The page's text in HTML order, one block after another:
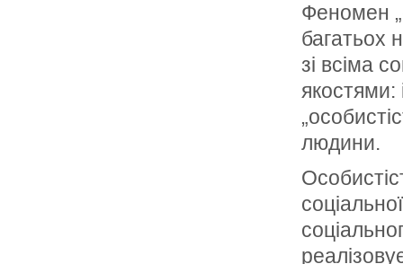
Феномен
багатьох
зі всіма
якостями:
людини.